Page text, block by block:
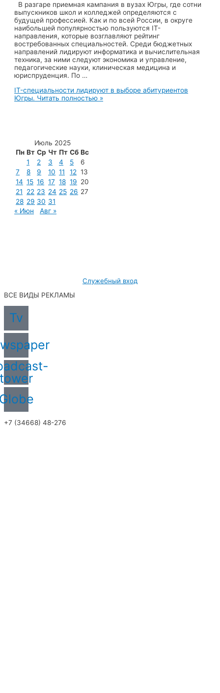
В разгаре приемная кампания в вузах Югры, где сотни
выпускников школ и колледжей определяются с
будущей профессией. Как и по всей России, в округе
наибольшей популярностью пользуются IT-
направления, которые возглавляют рейтинг
востребованных специальностей. Среди бюджетных
направлений лидируют информатика и вычислительная
техника, за ними следуют экономика и управление,
педагогические науки, клиническая медицина и
юриспруденция. По …
IT-специальности лидируют в выборе абитуриентов
Югры. Читать полностью »
Июль 2025
Пн Вт Ср Чт Пт Сб Вс
1
2 3 4 5
6
7
8 9 10 11 12 13
14 15 16 17 18 19 20
21
22 23 24 25 26 27
28 29 30 31
« Июн
Авг »
Служебный вход
ВСЕ ВИДЫ РЕКЛАМЫ
Tv
tower
+7 (34668) 48-276